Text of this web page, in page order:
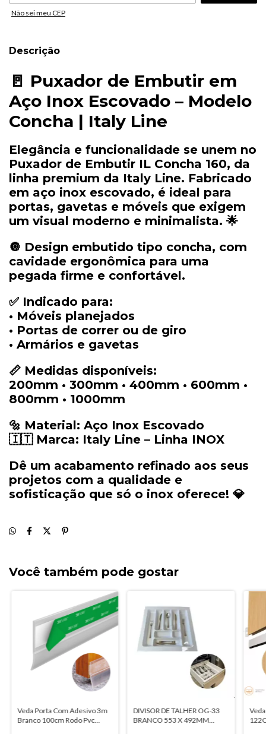
Não sei meu CEP
Descrição
🚪 Puxador de Embutir em
Aço Inox Escovado – Modelo
Concha | Italy Line
Elegância e funcionalidade se unem no
Puxador de Embutir IL Concha 160, da
linha premium da Italy Line. Fabricado
em aço inox escovado, é ideal para
portas, gavetas e móveis que exigem
um visual moderno e minimalista. 🌟
🔘 Design embutido tipo concha, com
cavidade ergonômica para uma
pegada firme e confortável.
✅ Indicado para:
• Móveis planejados
• Portas de correr ou de giro
• Armários e gavetas
📏 Medidas disponíveis:
200mm • 300mm • 400mm • 600mm •
800mm • 1000mm
🔩 Material: Aço Inox Escovado
🇮🇹 Marca: Italy Line – Linha INOX
Dê um acabamento refinado aos seus
projetos com a qualidade e
sofisticação que só o inox oferece! 💎
Você também pode gostar
Veda Porta Com Adesivo 3m
Branco 100cm Rodo Pvc
DIVISOR DE TALHER OG-33
BRANCO 553 X 492MM